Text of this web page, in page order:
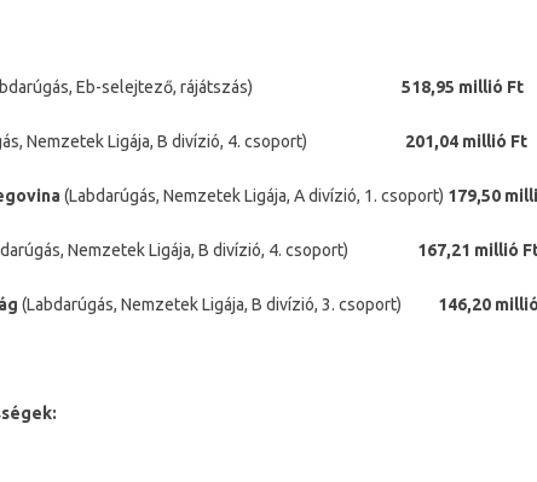
Eb-selejtező, rájátszás) 518,95 millió Ft
Nemzetek Ligája, B divízió, 4. csoport) 201,04 millió Ft
(Labdarúgás, Nemzetek Ligája, A divízió, 1. csoport) 179,50
Nemzetek Ligája, B divízió, 4. csoport) 167,21 millió
(Labdarúgás, Nemzetek Ligája, B divízió, 3. csoport) 146,20